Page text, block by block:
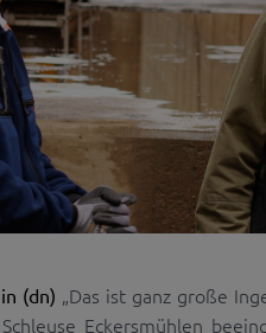
(dn) „Das ist ganz große
Eckersmühlen